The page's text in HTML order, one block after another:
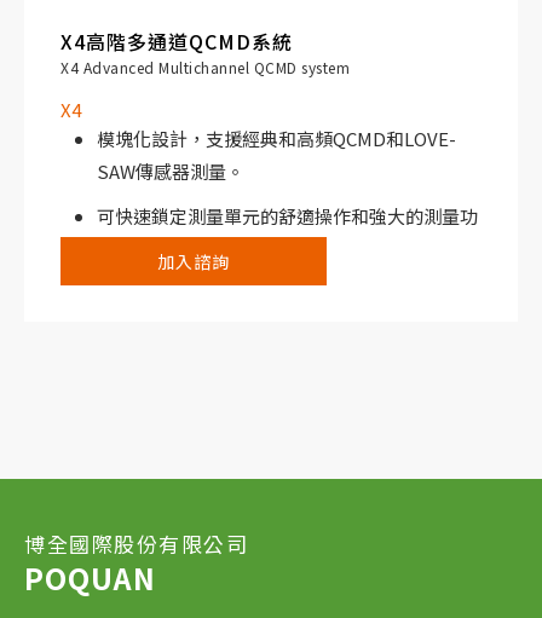
X4高階多通道QCMD系統
X4 Advanced Multichannel QCMD system
X4
模塊化設計，支援經典和高頻QCMD和LOVE-
SAW傳感器測量。
可快速鎖定測量單元的舒適操作和強大的測量功
加入諮詢
博全國際股份有限公司
POQUAN